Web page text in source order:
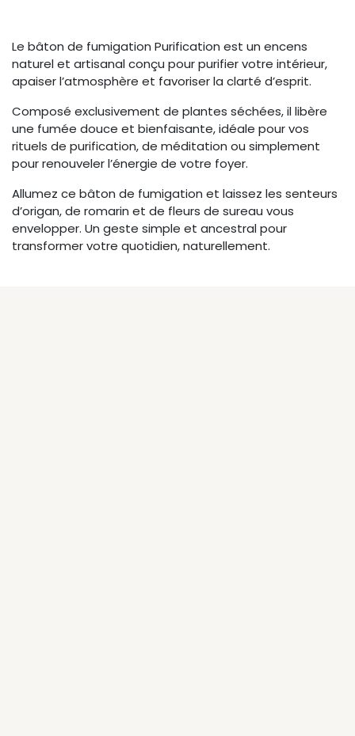
Le bâton de fumigation Purification est un encens
naturel et artisanal conçu pour purifier votre intérieur,
apaiser l’atmosphère et favoriser la clarté d’esprit.
Composé exclusivement de plantes séchées, il libère
une fumée douce et bienfaisante, idéale pour vos
rituels de purification, de méditation ou simplement
pour renouveler l’énergie de votre foyer.
Allumez ce bâton de fumigation et laissez les senteurs
d’origan, de romarin et de fleurs de sureau vous
envelopper. Un geste simple et ancestral pour
transformer votre quotidien, naturellement.